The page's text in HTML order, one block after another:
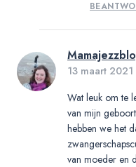
13 maart
Wat leuk om te
van mijn
hebben we het
van moeder en